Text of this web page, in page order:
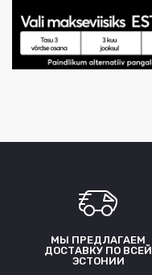
МЫ ПРЕДЛАГАЕМ
ДОСТАВКУ ПО ВСЕЙ
ЭСТОНИИ